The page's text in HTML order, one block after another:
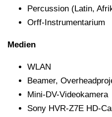
Percussion (Latin,
Orff-Instrumentarium
Medien
WLAN
Beamer,
Mini-DV-Videokamera
Sony HVR-Z7E HD-